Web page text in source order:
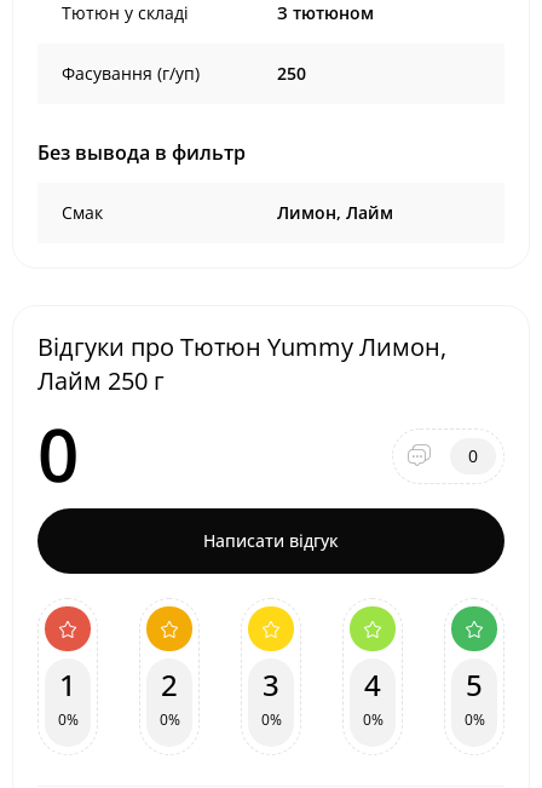
Тютюн у складі З тютюном
Фасування (г/уп) 250
Без вывода в фильтр
Смак Лимон, Лайм
Відгуки про Тютюн Yummy Лимон,
Лайм 250 г
0 0
Написати відгук
1
0%
2
0%
3
0%
4
0%
5
0%